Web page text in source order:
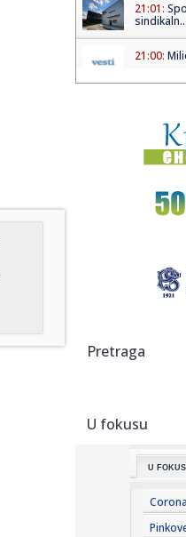
21:01:
sindikaln...
21:00:
21:00:
20:58:
povređe...
20:57:
izgubi
20:52:
20:46:
20:45:
Pretraga
U fokusu
U